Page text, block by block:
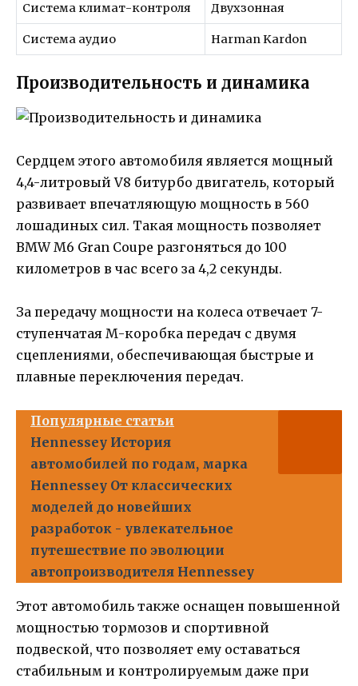
Система климат-контроля Двухзонная
Система аудио Harman Kardon
Производительность и динамика
Сердцем этого автомобиля является мощный
4,4-литровый V8 битурбо двигатель, который
развивает впечатляющую мощность в 560
лошадиных сил. Такая мощность позволяет
BMW M6 Gran Coupe разгоняться до 100
километров в час всего за 4,2 секунды.
За передачу мощности на колеса отвечает 7-
ступенчатая М-коробка передач с двумя
сцеплениями, обеспечивающая быстрые и
плавные переключения передач.
Популярные статьи
Hennessey История
автомобилей по годам, марка
Hennessey От классических
моделей до новейших
разработок - увлекательное
путешествие по эволюции
автопроизводителя Hennessey
Этот автомобиль также оснащен повышенной
мощностью тормозов и спортивной
подвеской, что позволяет ему оставаться
стабильным и контролируемым даже при